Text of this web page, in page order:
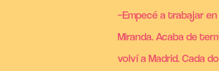
–Empecé a trabajar
Miranda. Acaba de
volví a Madrid. Cada